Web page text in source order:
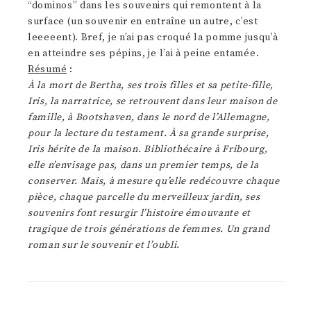
“dominos” dans les souvenirs qui remontent à la
surface (un souvenir en entraîne un autre, c’est
leeeeent). Bref, je n’ai pas croqué la pomme jusqu’à
en atteindre ses pépins, je l’ai à peine entamée.
Résumé :
À la mort de Bertha, ses trois filles et sa petite-fille,
Iris, la narratrice, se retrouvent dans leur maison de
famille, à Bootshaven, dans le nord de l’Allemagne,
pour la lecture du testament. À sa grande surprise,
Iris hérite de la maison. Bibliothécaire à Fribourg,
elle n’envisage pas, dans un premier temps, de la
conserver. Mais, à mesure qu’elle redécouvre chaque
pièce, chaque parcelle du merveilleux jardin, ses
souvenirs font resurgir l’histoire émouvante et
tragique de trois générations de femmes. Un grand
roman sur le souvenir et l’oubli.